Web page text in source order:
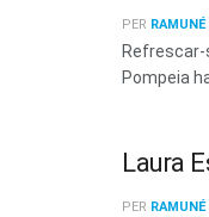
PER
Pompeia
Laura
PER